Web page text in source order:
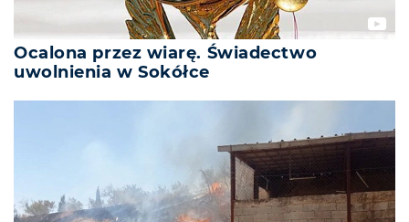
Ocalona przez wiarę. Świadectwo
uwolnienia w Sokółce